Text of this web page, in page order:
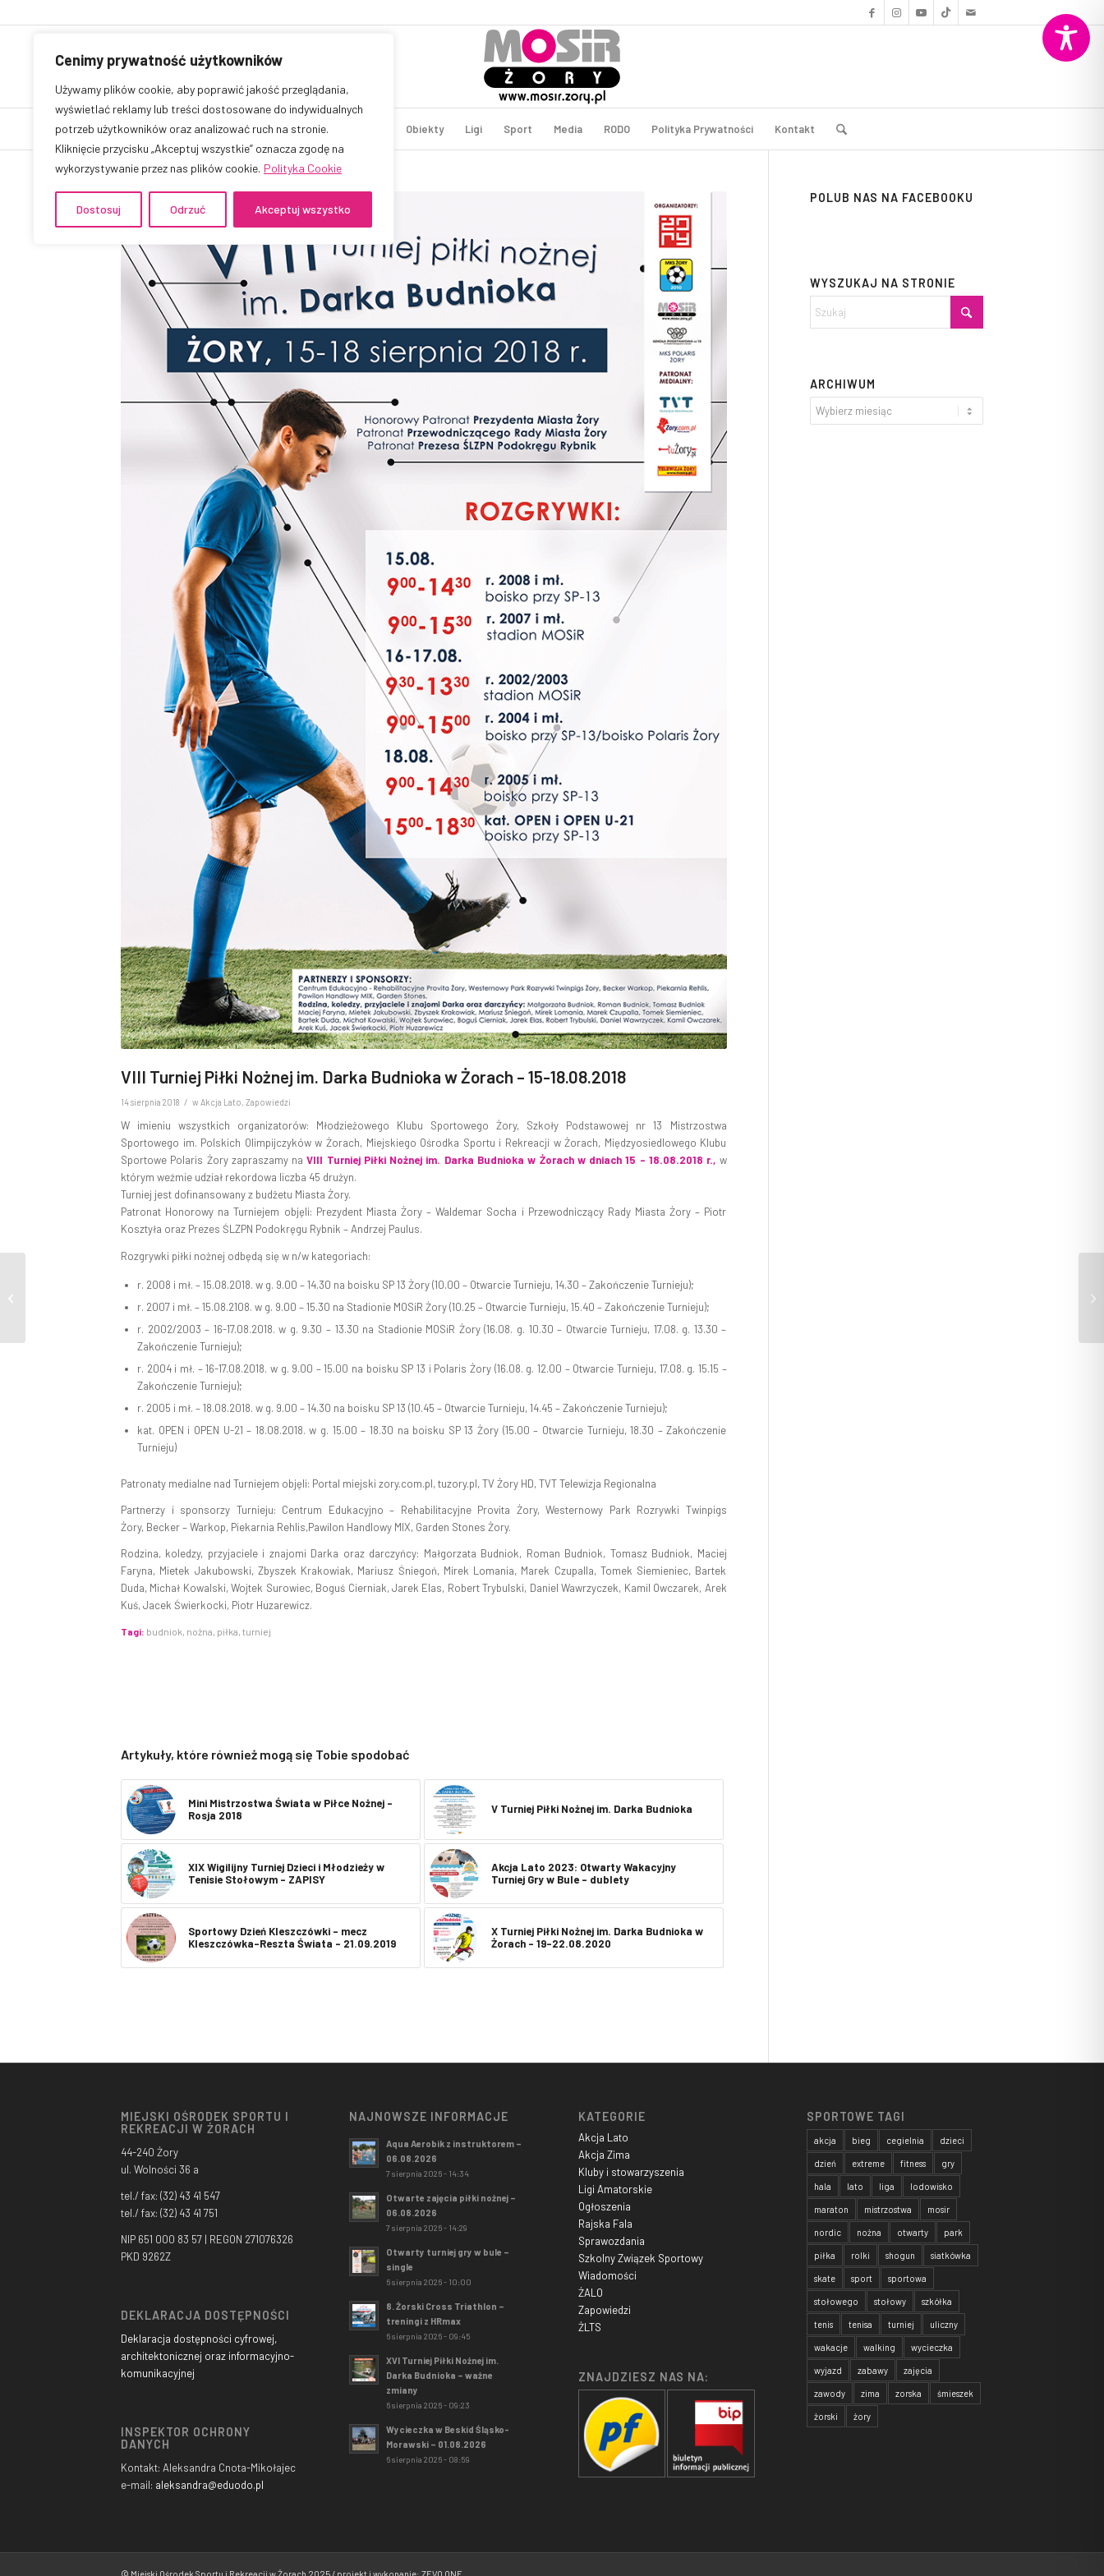
Cenimy prywatność użytkowników
Używamy plików cookie, aby poprawić jakość przeglądania,
wyświetlać reklamy lub treści dostosowane do indywidualnych
potrzeb użytkowników oraz analizować ruch na stronie.
Kliknięcie przycisku „Akceptuj wszystkie” oznacza zgodę na
wykorzystywanie przez nas plików cookie. Polityka Cookie
Dostosuj Odrzuć Akceptuj wszystko
O nas Strefa klienta Obiekty Ligi Sport Media RODO Polityka Prywatności Kontakt
VIII Turniej Piłki Nożnej im. Darka Budnioka w Żorach – 15-18.08.2018
14 sierpnia 2018 / w Akcja Lato, Zapowiedzi
W imieniu wszystkich organizatorów: Młodzieżowego Klubu Sportowego Żory, Szkoły Podstawowej nr 13 Mistrzostwa
Sportowego im. Polskich Olimpijczyków w Żorach, Miejskiego Ośrodka Sportu i Rekreacji w Żorach, Międzyosiedlowego Klubu
Sportowe Polaris Żory zapraszamy naVIII Turniej Piłki Nożnej im. Darka Budnioka w Żorach w dniach 15 – 18.08.2018 r., w
którym weźmie udział rekordowa liczba 45 drużyn.
Turniej jest dofinansowany z budżetu Miasta Żory.
Patronat Honorowy na Turniejem objęli: Prezydent Miasta Żory – Waldemar Socha i Przewodniczący Rady Miasta Żory – Piotr
Kosztyła oraz Prezes ŚLZPN Podokręgu Rybnik – Andrzej Paulus.
Rozgrywki piłki nożnej odbędą się w n/w kategoriach:
r. 2008 i mł. – 15.08.2018. w g. 9.00 – 14.30 na boisku SP 13 Żory (10.00 – Otwarcie Turnieju, 14.30 – Zakończenie Turnieju);
r. 2007 i mł. – 15.08.2108. w g. 9.00 – 15.30 na Stadionie MOSiR Żory (10.25 – Otwarcie Turnieju, 15.40 – Zakończenie Turnieju);
r. 2002/2003 – 16-17.08.2018. w g. 9.30 – 13.30 na Stadionie MOSiR Żory (16.08. g. 10.30 – Otwarcie Turnieju, 17.08. g. 13.30 –
Zakończenie Turnieju);
r. 2004 i mł. – 16-17.08.2018. w g. 9.00 – 15.00 na boisku SP 13 i Polaris Żory (16.08. g. 12.00 – Otwarcie Turnieju, 17.08. g. 15.15 –
Zakończenie Turnieju);
r. 2005 i mł. – 18.08.2018. w g. 9.00 – 14.30 na boisku SP 13 (10.45 – Otwarcie Turnieju, 14.45 – Zakończenie Turnieju);
kat. OPEN i OPEN U-21 – 18.08.2018. w g. 15.00 – 18.30 na boisku SP 13 Żory (15.00 – Otwarcie Turnieju, 18.30 – Zakończenie
Turnieju)
Patronaty medialne nad Turniejem objęli: Portal miejski zory.com.pl, tuzory.pl, TV Żory HD, TVT Telewizja Regionalna
Partnerzy i sponsorzy Turnieju: Centrum Edukacyjno – Rehabilitacyjne Provita Żory, Westernowy Park Rozrywki Twinpigs
Żory, Becker – Warkop, Piekarnia Rehlis,Pawilon Handlowy MIX, Garden Stones Żory.
Rodzina, koledzy, przyjaciele i znajomi Darka oraz darczyńcy: Małgorzata Budniok, Roman Budniok, Tomasz Budniok, Maciej
Faryna, Mietek Jakubowski, Zbyszek Krakowiak, Mariusz Śniegoń, Mirek Lomania, Marek Czupalla, Tomek Siemieniec, Bartek
Duda, Michał Kowalski, Wojtek Surowiec, Boguś Cierniak, Jarek Elas, Robert Trybulski, Daniel Wawrzyczek, Kamil Owczarek, Arek
Kuś, Jacek Świerkocki, Piotr Huzarewicz.
Tagi: budniok nożna piłka turniej
Artykuły, które również mogą się Tobie spodobać
Mini Mistrzostwa Świata w Piłce Nożnej –
Rosja 2018
V Turniej Piłki Nożnej im. Darka Budnioka
XIX Wigilijny Turniej Dzieci i Młodzieży w
Tenisie Stołowym – ZAPISY
Akcja Lato 2023: Otwarty Wakacyjny
Turniej Gry w Bule – dublety
Sportowy Dzień Kleszczówki – mecz
Kleszczówka-Reszta Świata – 21.09.2019
X Turniej Piłki Nożnej im. Darka Budnioka w
Żorach – 19-22.08.2020
POLUB NAS NA FACEBOOKU
WYSZUKAJ NA STRONIE
ARCHIWUM
MIEJSKI OŚRODEK SPORTU I
REKREACJI W ŻORACH
44-240 Żory
ul. Wolności 36 a
tel./ fax: (32) 43 41 547
tel./ fax: (32) 43 41 751
NIP 651 000 83 57 | REGON 271076326
PKD 9262Z
DEKLARACJA DOSTĘPNOŚCI
Deklaracja dostępności cyfrowej,
architektonicznej oraz informacyjno-
komunikacyjnej
INSPEKTOR OCHRONY
DANYCH
Kontakt: Aleksandra Cnota-Mikołajec
e-mail: aleksandra@eduodo.pl
NAJNOWSZE INFORMACJE
Aqua Aerobik z instruktorem –
06.08.2026
7 sierpnia 2026 - 14:34
Otwarte zajęcia piłki nożnej –
06.08.2026
7 sierpnia 2026 - 14:29
Otwarty turniej gry w bule –
single
6 sierpnia 2026 - 10:00
8. Żorski Cross Triathlon –
treningi z HRmax
6 sierpnia 2026 - 09:45
XVI Turniej Piłki Nożnej im.
Darka Budnioka – ważne
zmiany
6 sierpnia 2026 - 09:23
Wycieczka w Beskid Śląsko-
Morawski – 01.08.2026
6 sierpnia 2026 - 08:59
KATEGORIE
Akcja Lato
Akcja Zima
Kluby i stowarzyszenia
Ligi Amatorskie
Ogłoszenia
Rajska Fala
Sprawozdania
Szkolny Związek Sportowy
Wiadomości
ŻALO
Zapowiedzi
ŻLTS
ZNAJDZIESZ NAS NA:
SPORTOWE TAGI
akcja bieg cegielnia dzieci
dzień extreme fitness gry
hala lato liga lodowisko
maraton mistrzostwa mosir
nordic nożna otwarty park
piłka rolki shogun siatkówka
skate sport sportowa
stołowego stołowy szkółka
tenis tenisa turniej uliczny
wakacje walking wycieczka
wyjazd zabawy zajęcia
zawody zima zorska śmieszek
żorski żory
© Miejski Ośrodek Sportu i Rekreacji w Żorach 2025 / projekt i wykonanie: ZEVO ONE
Jazdy – 07-26.08.2018